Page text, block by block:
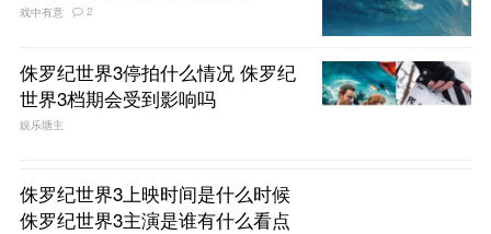
戏中有意 2
侏罗纪世界3停拍什么情况 侏罗纪
世界3档期会受到影响吗
娱乐塘主
侏罗纪世界3上映时间是什么时候
侏罗纪世界3主演是谁有什么看点